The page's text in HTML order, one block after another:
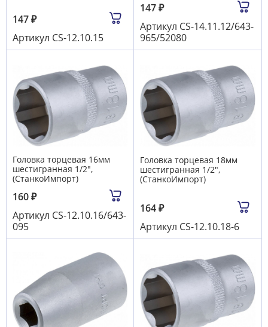
147₽
Артикул CS-12.10.15
147₽
Артикул CS-14.11.12/643-
965/52080
Головка торцевая 16мм
шестигранная 1/2",
(СтанкоИмпорт)
160₽
Артикул CS-12.10.16/643-
095
Головка торцевая 18мм
шестигранная 1/2",
(СтанкоИмпорт)
164₽
Артикул CS-12.10.18-6